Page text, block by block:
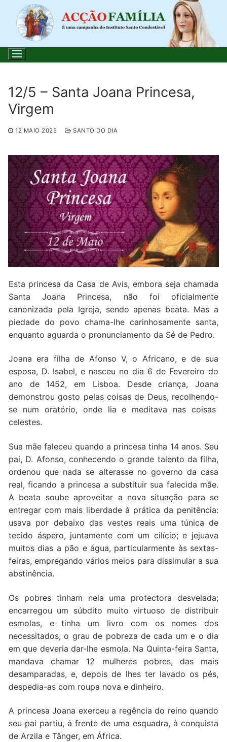
para
conteúdo
Pesquisar
por:
Blog
Santo do Dia
Quem somos nós
12/5 – Santa Joana Princesa,
Virgem
12 MAIO 2025 SANTO DO DIA
Esta princesa da Casa de Avis, embora seja chamada
Santa Joana Princesa, não foi oficialmente
canonizada pela Igreja, sendo apenas beata. Mas a
piedade do povo chama-lhe carinhosamente santa,
enquanto aguarda o pronunciamento da Sé de Pedro.
Joana era filha de Afonso V, o Africano, e de sua
esposa, D. Isabel, e nasceu no dia 6 de Fevereiro do
ano de 1452, em Lisboa. Desde criança, Joana
demonstrou gosto pelas coisas de Deus, recolhendo-
se num oratório, onde lia e meditava nas coisas
celestes.
Sua mãe faleceu quando a princesa tinha 14 anos. Seu
pai, D. Afonso, conhecendo o grande talento da filha,
ordenou que nada se alterasse no governo da casa
real, ficando a princesa a substituir sua falecida mãe.
A beata soube aproveitar a nova situação para se
entregar com mais liberdade à prática da penitência:
usava por debaixo das vestes reais uma túnica de
tecido áspero, juntamente com um cilício; e jejuava
muitos dias a pão e água, particularmente às sextas-
feiras, empregando vários meios para dissimular a sua
abstinência.
Os pobres tinham nela uma protectora desvelada;
encarregou um súbdito muito virtuoso de distribuir
esmolas, e tinha um livro com os nomes dos
necessitados, o grau de pobreza de cada um e o dia
em que deveria dar-lhe esmola. Na Quinta-feira Santa,
mandava chamar 12 mulheres pobres, das mais
desamparadas, e, depois de lhes ter lavado os pés,
despedia-as com roupa nova e dinheiro.
A princesa Joana exerceu a regência do reino quando
seu pai partiu, à frente de uma esquadra, à conquista
de Arzila e Tânger, em África.